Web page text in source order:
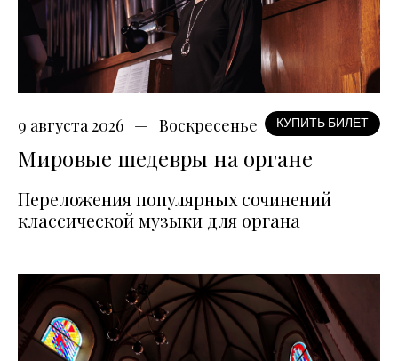
9 августа 2026 Воскресенье КУПИТЬ БИЛЕТ
Мировые шедевры на органе
Переложения популярных сочинений
классической музыки для органа